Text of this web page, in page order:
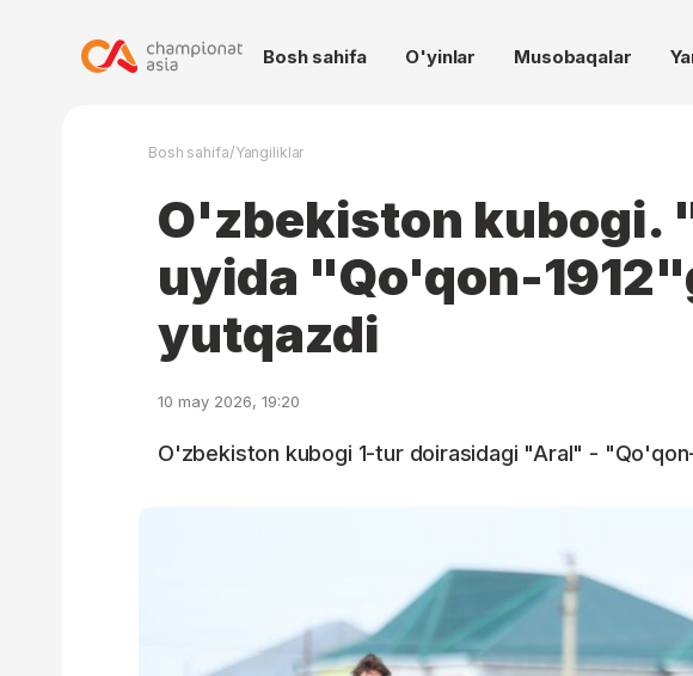
Bosh sahifa O'yinlar Musobaqalar
Bosh sahifa/Yangiliklar
O'zbekiston kubogi.
uyida "Qo'qon-
yutqazdi
10 may 2026, 19:20
O'zbekiston kubogi 1-tur doirasidagi "Aral" -